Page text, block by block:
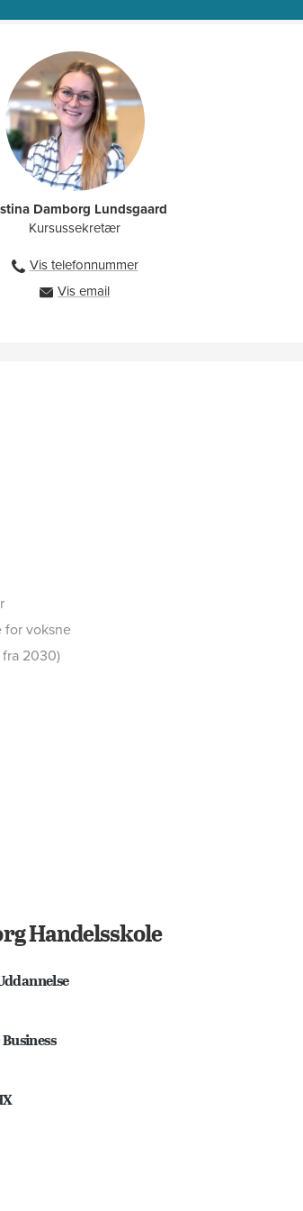
Damborg Lundsgaard
Kursussekretær
Vis telefonnummer
27886014
Vis emailkklu@ah.dk
for voksne
fra 2030)
Handelsskole